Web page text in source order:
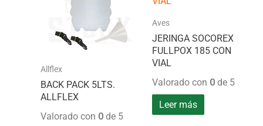
Allflex
BACK PACK 5LTS.
ALLFLEX
Valorado con 0 de 5
Aves
JERINGA SOCOREX
FULLPOX 185 CON
VIAL
Valorado con 0de 5
Leer más